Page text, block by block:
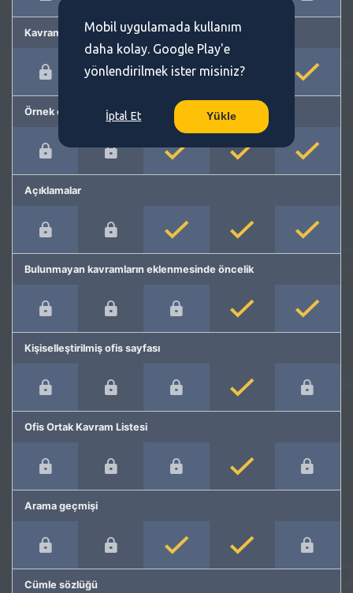
Kavram önerme
Örnek cümleler
Açıklamalar
Bulunmayan kavramların eklenmesinde öncelik
Kişiselleştirilmiş ofis sayfası
Ofis Ortak Kavram Listesi
Arama geçmişi
Cümle sözlüğü
Mobil uygulamada kullanım
daha kolay. Google Play'e
yönlendirilmek ister misiniz?
İptal Et Yükle